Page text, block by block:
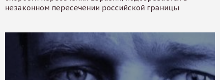
незаконном пересечении российской границы